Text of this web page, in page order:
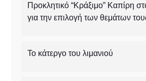
Προκλητικό “Κράξιμο” Καπίρη
για την επιλογή των θεμάτων
Το κάτεργο του λιμανιού